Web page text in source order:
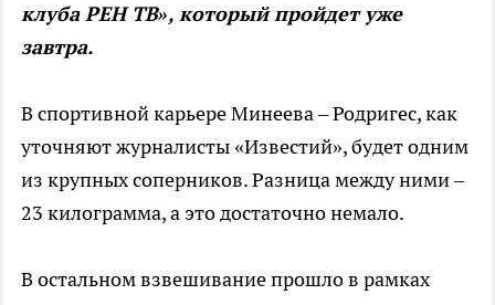
клуба РЕН ТВ», который пройдет уже
завтра.
В спортивной карьере Минеева – Родригес, как
уточняют журналисты «Известий», будет одним
из крупных соперников. Разница между ними –
23 килограмма, а это достаточно немало.
В остальном взвешивание прошло в рамках